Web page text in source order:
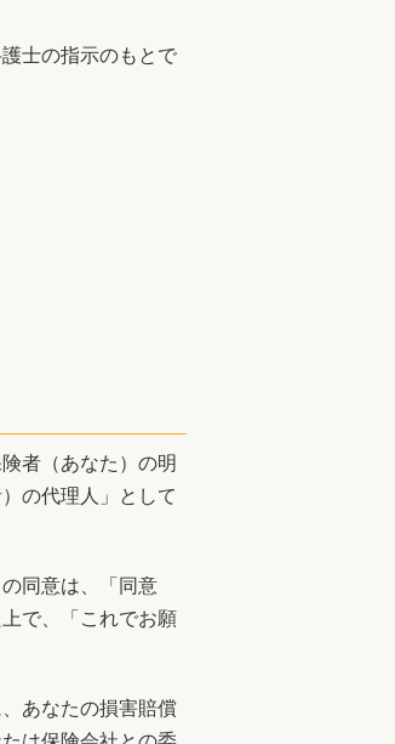
士の指示のもとで
者（あなた）の明
の代理人」として
同意は、「同意
で、「これでお願
あなたの損害賠償